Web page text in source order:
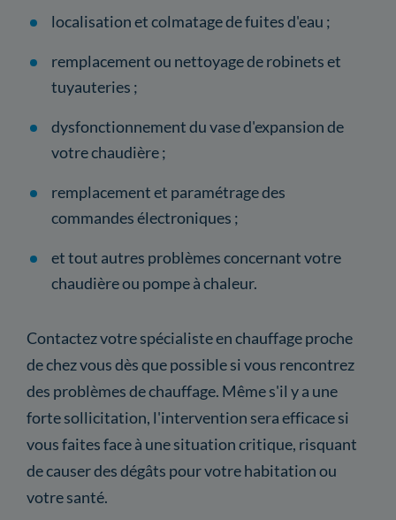
localisation et colmatage de fuites d'eau ;
remplacement ou nettoyage de robinets et
tuyauteries ;
dysfonctionnement du vase d'expansion de
votre chaudière ;
remplacement et paramétrage des
commandes électroniques ;
et tout autres problèmes concernant votre
chaudière ou pompe à chaleur.
Contactez votre spécialiste en chauffage proche
de chez vous dès que possible si vous rencontrez
des problèmes de chauffage. Même s'il y a une
forte sollicitation, l'intervention sera efficace si
vous faites face à une situation critique, risquant
de causer des dégâts pour votre habitation ou
votre santé.